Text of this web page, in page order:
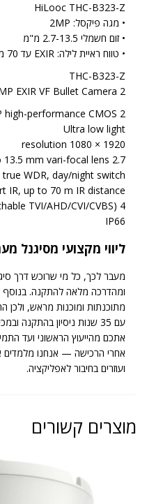
HiLooc THC-B323-Z
• מגה פיקסל: 2MP
• זום חשמלי 2.7-13.5 מ"מ
• טווח ראיית לילה: EXIR עד 70 מטר
THC-B323-Z
2 MP EXIR VF Bullet Camera
2 MP high-performance CMOS
Ultra low light
1920 × 1080 resolution
2.7 mm to 13.5 mm vari-focal lens
WDR, day/night switch
IR, up to 70 m IR distance
4 in 1 video output (switchable TVI/AHD/CVI/CVBS)
IP66
ליווי מקצועי מסיגנל
מעבר לכך, כל מי שרוכש דרך
ומהדרכה מלאה להתקנה.
מתוכנתות ומוכנות מראש, ולכן
עם 35 שנות ניסיון
אתכם מהייעוץ הראשוני ועד
אחרי הרכישה — אנחנו
ועוזרים בחיבור לאפליקציה.
מוצרים קשורים